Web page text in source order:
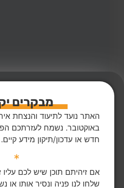
26צפיות 0
מאיר אלחרר
מקום רצח:חולית,מקום קבורה:
מאיר אלחרר ז"ל נרצח
הדלקת נר
מבקרים
האתר נועד לתיעוד והנצחת
באוקטובר. נשמח לעזרתכם
חדש או עדכון/תיקון מידע קיים.
*
אם זיהיתם תוכן שיש לכם עליו
שלחו לנו פניה ונסיר אותו או